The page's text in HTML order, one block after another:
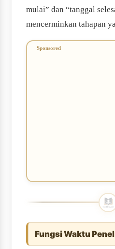
mulai” dan “tanggal
mencerminkan tahapan
Fungsi Waktu